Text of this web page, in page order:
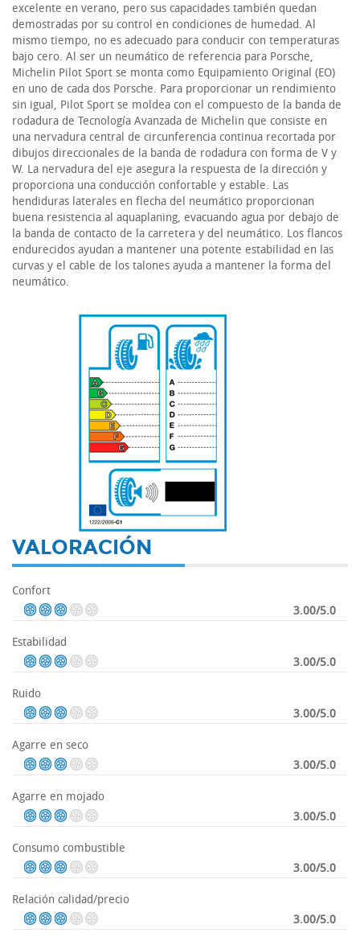
excelente en verano, pero sus capacidades también quedan
demostradas por su control en condiciones de humedad. Al
mismo tiempo, no es adecuado para conducir con temperaturas
bajo cero. Al ser un neumático de referencia para Porsche,
Michelin Pilot Sport se monta como Equipamiento Original (EO)
en uno de cada dos Porsche. Para proporcionar un rendimiento
sin igual, Pilot Sport se moldea con el compuesto de la banda de
rodadura de Tecnología Avanzada de Michelin que consiste en
una nervadura central de circunferencia continua recortada por
dibujos direccionales de la banda de rodadura con forma de V y
W. La nervadura del eje asegura la respuesta de la dirección y
proporciona una conducción confortable y estable. Las
hendiduras laterales en flecha del neumático proporcionan
buena resistencia al aquaplaning, evacuando agua por debajo de
la banda de contacto de la carretera y del neumático. Los flancos
endurecidos ayudan a mantener una potente estabilidad en las
curvas y el cable de los talones ayuda a mantener la forma del
neumático.
VALORACIÓN
Confort
3.00/5.0
Estabilidad
3.00/5.0
Ruido
3.00/5.0
Agarre en seco
3.00/5.0
Agarre en mojado
3.00/5.0
Consumo combustible
3.00/5.0
Relación calidad/precio
3.00/5.0